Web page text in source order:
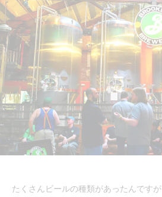
たくさんビールの種類があったんですが